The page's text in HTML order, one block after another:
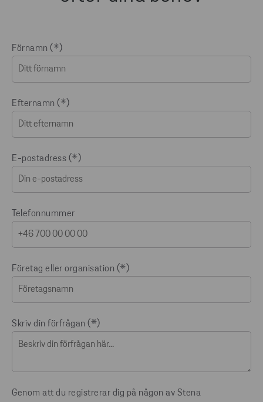
Förnamn
Efternamn
E-postadress
Telefonnummer
Företag eller organisation
Skriv din förfrågan
Genom att du registrerar dig på någon av Stena